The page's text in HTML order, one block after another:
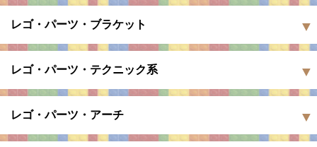
レゴ・パーツ・ブラケット
レゴ・パーツ・テクニック系
レゴ・パーツ・アーチ